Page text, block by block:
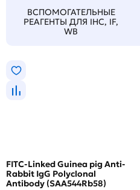
ВСПОМОГАТЕЛЬНЫЕ
РЕАГЕНТЫ ДЛЯ IHC, IF,
WB
FITC-Linked Guinea pig Anti-
Rabbit IgG Polyclonal
Antibody (SAA544Rb58)